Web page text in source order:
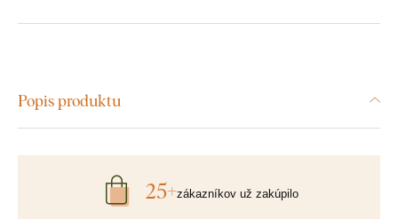
Popis produktu
25+zákazníkov už zakúpilo